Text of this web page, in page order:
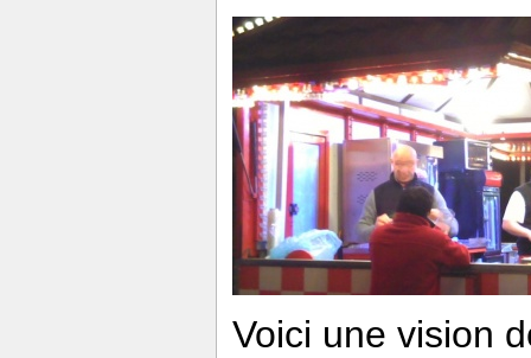
Voici une vision